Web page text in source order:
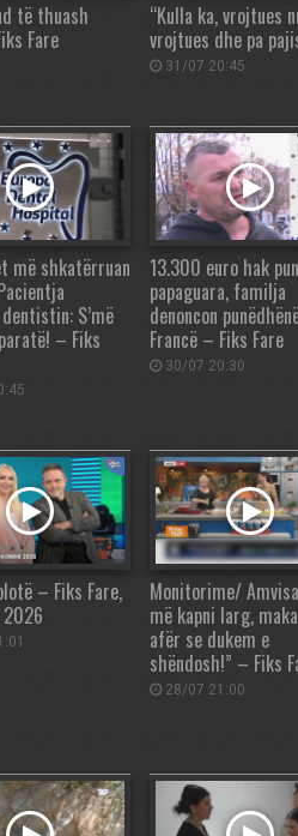
të thuash
Fare
“Kulla ka, vrojtues
vrojtues dhe pa
31/07 20:45
më shkatërruan
S’më
– Fiks
13.300 euro hak
papaguara, familja
denoncon
Francë – Fiks Fare
30/07 20:30
– Fiks Fare,
Monitorime/
më kapni larg,
afër se dukem e
shëndosh!” – Fiks
28/07 21:00